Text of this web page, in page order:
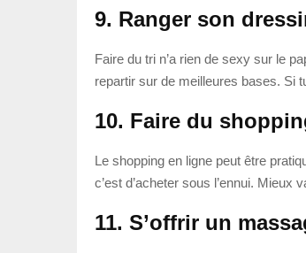
9. Ranger son
Faire du tri n’a rien de sexy sur le
repartir sur de meilleures bases. Si
10. Faire du
Le shopping en ligne peut être
c’est d’acheter sous l’ennui.
11. S’offrir un